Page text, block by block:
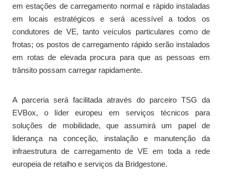
em estações de carregamento normal e rápido instaladas
em locais estratégicos e será acessível a todos os
condutores de VE, tanto veículos particulares como de
frotas; os postos de carregamento rápido serão instalados
em rotas de elevada procura para que as pessoas em
trânsito possam carregar rapidamente.
A parceria será facilitada através do parceiro TSG da
EVBox, o líder europeu em serviços técnicos para
soluções de mobilidade, que assumirá um papel de
liderança na conceção, instalação e manutenção da
infraestrutura de carregamento de VE em toda a rede
europeia de retalho e serviços da Bridgestone.